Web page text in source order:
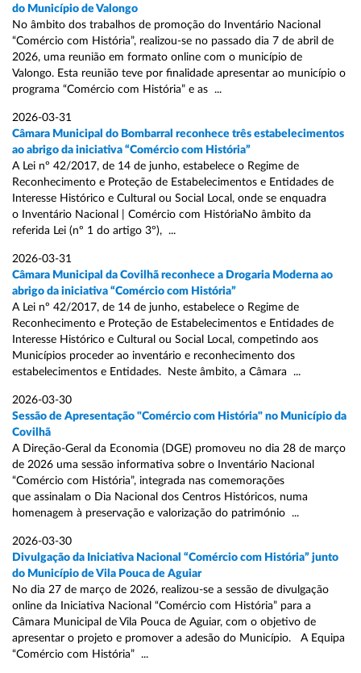
do Município de Valongo
No âmbito dos trabalhos de promoção do Inventário Nacional
“Comércio com História”, realizou-se no passado dia 7 de abril de
2026, uma reunião em formato online com o município de
Valongo. Esta reunião teve por finalidade apresentar ao município o
programa “Comércio com História” e as ...
2026-03-31
Câmara Municipal do Bombarral reconhece três estabelecimentos
ao abrigo da iniciativa “Comércio com História”
A Lei nº 42/2017, de 14 de junho, estabelece o Regime de
Reconhecimento e Proteção de Estabelecimentos e Entidades de
Interesse Histórico e Cultural ou Social Local, onde se enquadra
o Inventário Nacional | Comércio com HistóriaNo âmbito da
referida Lei (nº 1 do artigo 3º), ...
2026-03-31
Câmara Municipal da Covilhã reconhece a Drogaria Moderna ao
abrigo da iniciativa “Comércio com História”
A Lei nº 42/2017, de 14 de junho, estabelece o Regime de
Reconhecimento e Proteção de Estabelecimentos e Entidades de
Interesse Histórico e Cultural ou Social Local, competindo aos
Municípios proceder ao inventário e reconhecimento dos
estabelecimentos e Entidades. Neste âmbito, a Câmara ...
2026-03-30
Sessão de Apresentação "Comércio com História" no Município da
Covilhã
A Direção-Geral da Economia (DGE) promoveu no dia 28 de março
de 2026 uma sessão informativa sobre o Inventário Nacional
“Comércio com História”, integrada nas comemorações
que assinalam o Dia Nacional dos Centros Históricos, numa
homenagem à preservação e valorização do património ...
2026-03-30
Divulgação da Iniciativa Nacional “Comércio com História” junto
do Município de Vila Pouca de Aguiar
No dia 27 de março de 2026, realizou-se a sessão de divulgação
online da Iniciativa Nacional “Comércio com História” para a
Câmara Municipal de Vila Pouca de Aguiar, com o objetivo de
apresentar o projeto e promover a adesão do Município. A Equipa
“Comércio com História” ...